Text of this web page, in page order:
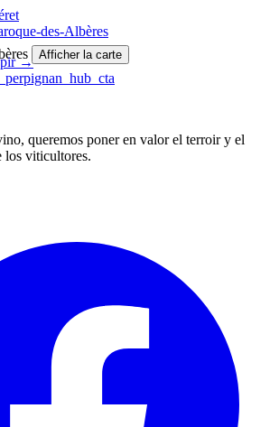
Afficher la carte
des-Albères
→
queremos poner en valor el terroir y el
los viticultores.